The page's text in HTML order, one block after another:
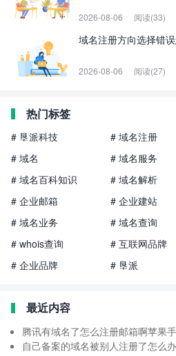
2026-08-06 阅读(33)
域名注册方向选择错
2026-08-06 阅读(27)
热门标签
# 垦派科技 # 域名注册
# 域名
# 域名服务
# 域名百科知识
# 域名解析
# 企业邮箱
# 企业建站
# 域名业务
# 域名查询
# whois查询
# 互联网品牌
# 企业品牌
# 垦派
最近内容
腾讯有域名了怎么注册邮箱啊苹果
自己备案的域名被别人注册了怎么办